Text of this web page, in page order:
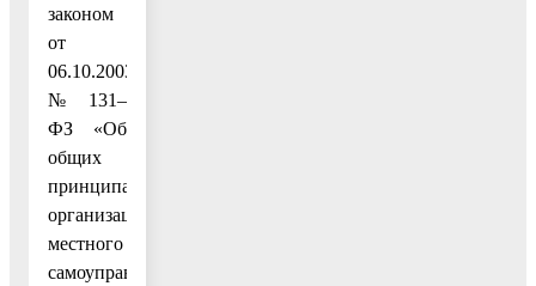
законом
от
06.10.2003
№ 131–
ФЗ «Об
общих
принципах
организации
местного
самоуправления